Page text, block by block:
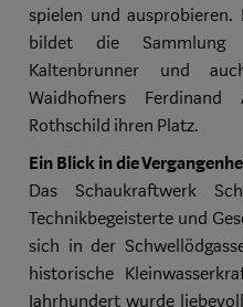
spielen und ausprobieren.
bildet die Sammlung
Kaltenbrunner und
Waidhofners
Rothschild ihren Platz.
Ein Blick in die
Das Schaukraftwerk
Technikbegeisterte und
sich in der
historische
Jahrhundert wurde